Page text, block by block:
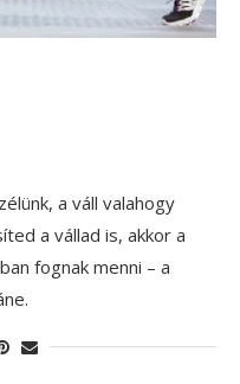
a váll valahogy
a vállad is, akkor a
fognak menni – a